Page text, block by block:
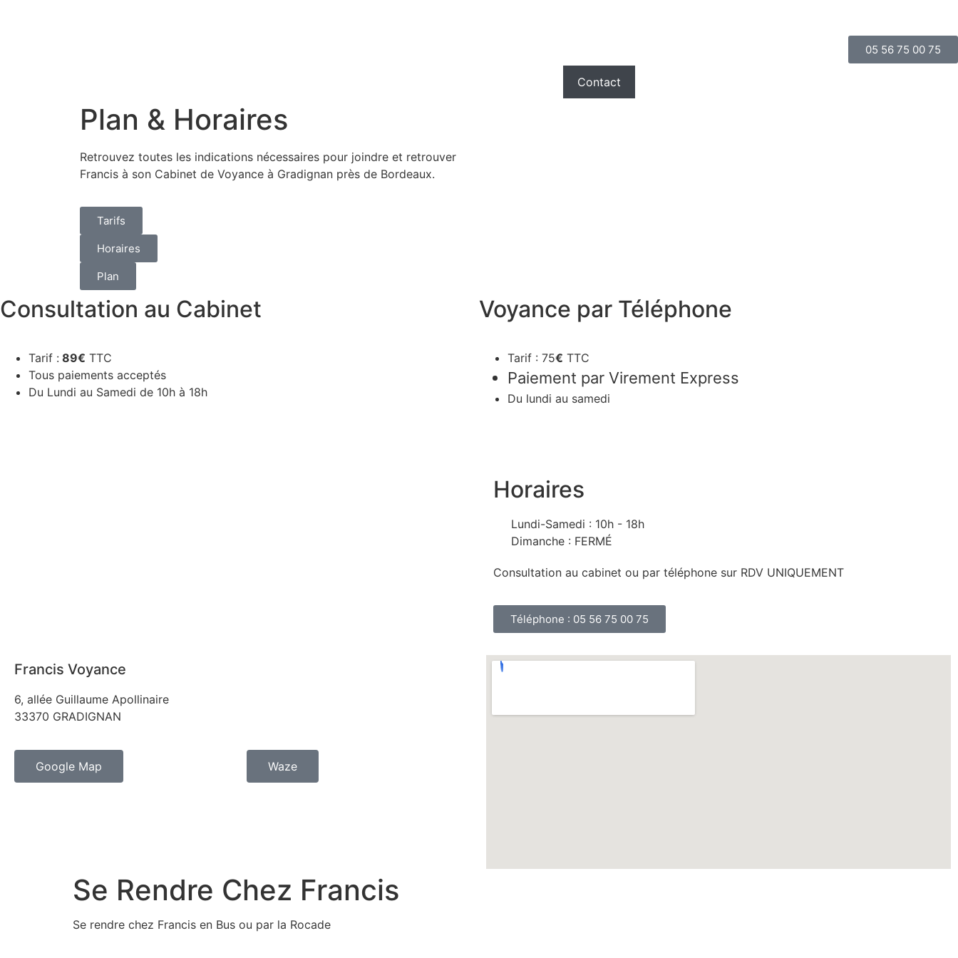
Contact
05 56 75 00 75
Plan & Horaires
Retrouvez toutes les indications nécessaires pour joindre et retrouver
Francis à son Cabinet de Voyance à Gradignan près de Bordeaux.
Tarifs
Horaires
Plan
Consultation au Cabinet
Tarif : 89€ TTC
Tous paiements acceptés
Du Lundi au Samedi de 10h à 18h
Voyance par Téléphone
Tarif : 75€ TTC
Paiement par Virement Express
Du lundi au samedi
Horaires
Lundi-Samedi : 10h - 18h
Dimanche : FERMÉ
Consultation au cabinet ou par téléphone sur RDV UNIQUEMENT
Téléphone : 05 56 75 00 75
Francis Voyance
6, allée Guillaume Apollinaire
33370 GRADIGNAN
Google Map Waze
Se Rendre Chez Francis
Se rendre chez Francis en Bus ou par la Rocade